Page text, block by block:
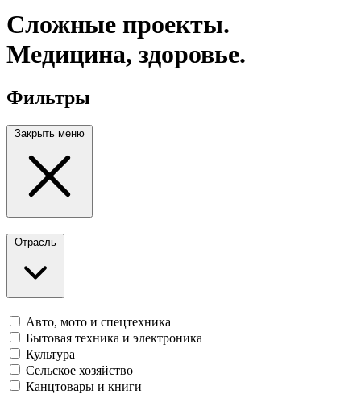
Сложные проекты.
Медицина, здоровье.
Фильтры
Закрыть меню
Отрасль
Авто, мото и спецтехника
Бытовая техника и электроника
Культура
Сельское хозяйство
Канцтовары и книги